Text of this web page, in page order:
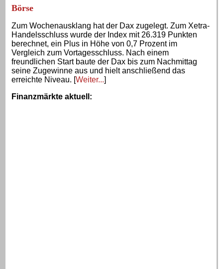
Börse
Zum Wochenausklang hat der Dax zugelegt. Zum Xetra-
Handelsschluss wurde der Index mit 26.319 Punkten
berechnet, ein Plus in Höhe von 0,7 Prozent im
Vergleich zum Vortagesschluss. Nach einem
freundlichen Start baute der Dax bis zum Nachmittag
seine Zugewinne aus und hielt anschließend das
erreichte Niveau. [Weiter...]
Finanzmärkte aktuell :